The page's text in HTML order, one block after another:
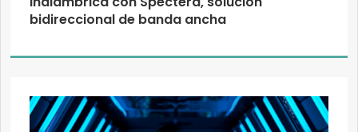
bidireccional de banda ancha